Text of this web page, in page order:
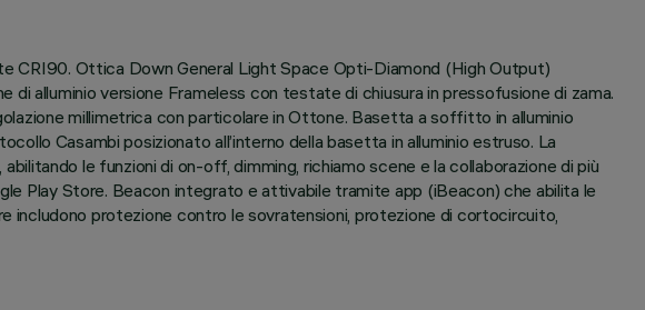
CRI90. Ottica Down General Light Space Opti-Diamond (High Output)
alluminio versione Frameless con testate di chiusura in pressofusione di zama.
millimetrica con particolare in Ottone. Basetta a soffitto in alluminio
Casambi posizionato all’interno della basetta in alluminio estruso. La
le funzioni di on-off, dimming, richiamo scene e la collaborazione di più
Play Store. Beacon integrato e attivabile tramite app (iBeacon) che abilita le
includono protezione contro le sovratensioni, protezione di cortocircuito,